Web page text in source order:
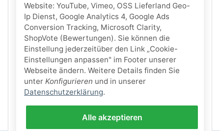
Website: YouTube, Vimeo, OSS Lieferland Geo-
Ip Dienst, Google Analytics 4, Google Ads
Conversion Tracking, Microsoft Clarity,
ShopVote (Bewertungen). Sie können die
Einstellung jederzeitüber den Link „Cookie-
Einstellungen anpassen" im Footer unserer
Webseite ändern. Weitere Details finden Sie
unter Konfigurieren und in unserer
Datenschutzerklärung.
Alle akzeptieren